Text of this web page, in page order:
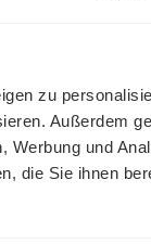
zu
Außerdem
und
die Sie ihnen